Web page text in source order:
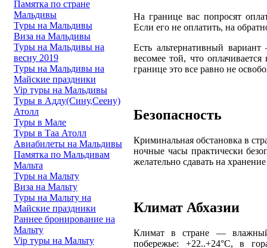
Памятка по стране
Мальдивы
Туры на Мальдивы
Виза на Мальдивы
Туры на Мальдивы на
весну 2019
Туры на Мальдивы на
Майские праздники
Vip туры на Мальдивы
Туры в Адду(Сину,Сеену)
Атолл
Туры в Мале
Туры в Таа Атолл
Авиабилеты на Мальдивы
Памятка по Мальдивам
Мальта
Туры на Мальту
Виза на Мальту
Туры на Мальту на
Майские праздники
Раннее бронирование на
Мальту
Vip туры на Мальту
На границе вас попросят
Если его не оплатить, на
Есть альтернативный
весомее той, что
границе это все равно не
Безопасность
Криминальная обстановка в
ночные часы практически
желательно сдавать на
Климат Абхазии
Климат в стране — влажный
побережье: +22..+24°С, в